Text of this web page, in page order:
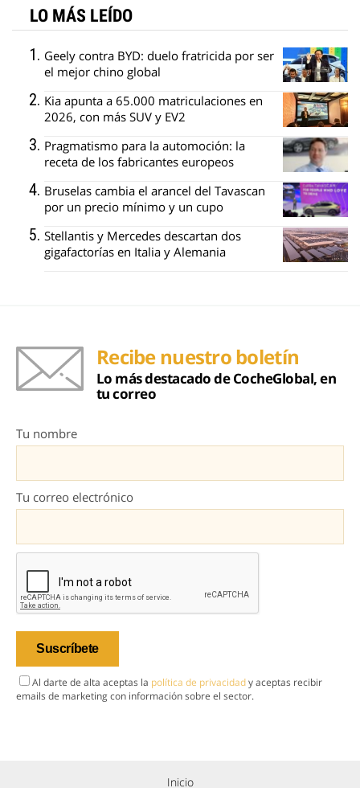
LO MÁS LEÍDO
Geely contra BYD: duelo fratricida por ser
el mejor chino global
Kia apunta a 65.000 matriculaciones en
2026, con más SUV y EV2
Pragmatismo para la automoción: la
receta de los fabricantes europeos
Bruselas cambia el arancel del Tavascan
por un precio mínimo y un cupo
Stellantis y Mercedes descartan dos
gigafactorías en Italia y Alemania
Recibe nuestro boletín
Lo más destacado de CocheGlobal, en
tu correo
Tu nombre
Tu correo electrónico
Al darte de alta aceptas la política de privacidady aceptas recibir
emails de marketing con información sobre el sector.
Inicio